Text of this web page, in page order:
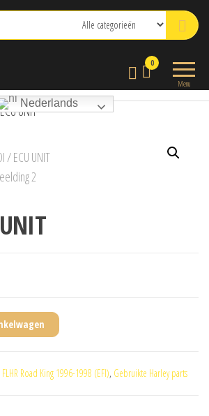
Menu
0
Nederlands
UNIT
FLHR Road King 1996-1998 (EFI), Gebruikte Harley parts